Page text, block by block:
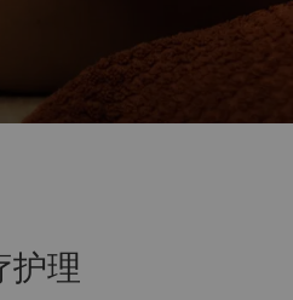
护理